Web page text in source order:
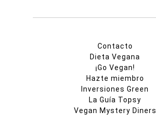
Contacto
Dieta Vegana
¡Go Vegan!
Hazte miembro
Inversiones Green
La Guía Topsy
Vegan Mystery Diners